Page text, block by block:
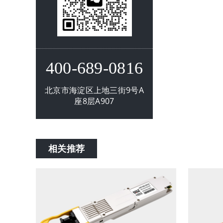
400-689-0816
北京市海淀区上地三街9号A
座8层A907
相关推荐